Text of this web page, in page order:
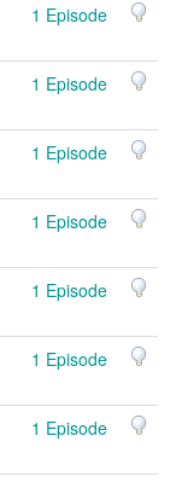
1 Episode
1 Episode
1 Episode
1 Episode
1 Episode
1 Episode
1 Episode